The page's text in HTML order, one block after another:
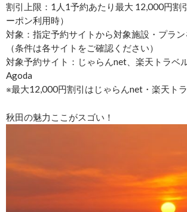
割引上限：1人1予約あたり最大 12,000円割
ーポン利用時）
対象：指定予約サイトから対象施設・プラ
（条件は各サイトをご確認ください）
対象予約サイト：じゃらんnet、楽天トラベ
Agoda
※最大12,000円割引はじゃらんnet・楽天ト
秋田の魅力ここがスゴい！